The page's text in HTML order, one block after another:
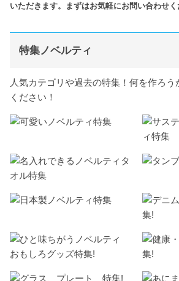
いただきます。まずはお気軽にお問い合わせく
特集ノベルティ
人気カテゴリや過去の特集！何を作ろ
ください！